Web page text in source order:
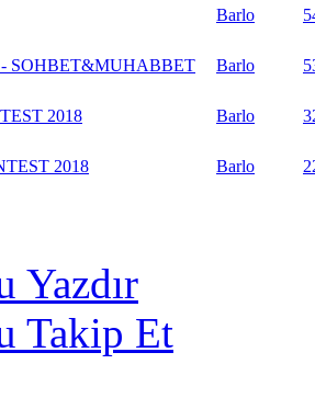
Barlo
- SOHBET&MUHABBET Barlo
2018 Barlo
2018 Barlo
Yazdır
Takip Et